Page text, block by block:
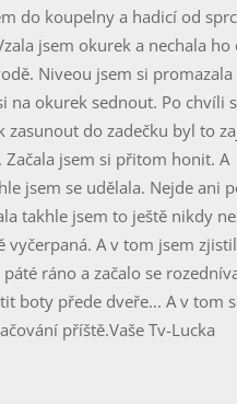
do koupelny a hadicí od
jsem okurek a nechala ho
Niveou jsem si promazala
na okurek sednout. Po chvíli
zasunout do zadečku byl to
jsem si přitom honit. A
jsem se udělala. Nejde ani
takhle jsem to ještě nikdy
vyčerpaná. A v tom jsem
ráno a začalo se
boty přede dveře... A v tom
příště.Vaše Tv-Lucka